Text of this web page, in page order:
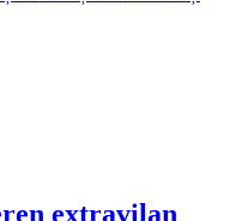
extravilan